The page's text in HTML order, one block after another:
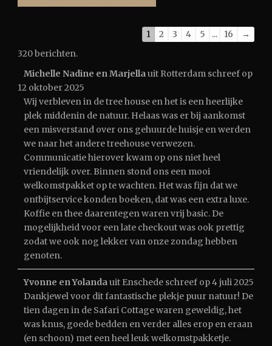
1 2 3 4 5 ... 16
→
320 berichten.
Michelle Nadine en Marjellauit Rotterdam schreef op
12 oktober 2025
Wij verbleven in de tree house en het is een heerlijke
plek middenin de natuur. Helaas was er bij aankomst
een misverstand over ons gehuurde huisje en werden
we naar het andere treehouse verwezen.
Communicatie hierover kwam op ons niet heel
vriendelijk over. Binnen stond ons een mooi
welkomstpakket op te wachten. Het was fijn dat we
ontbijtservice konden boeken, dat was een extra luxe.
Koffie en thee daarentegen waren vrij basic. De
mogelijkheid voor een late checkout was ook prettig
zodat we ook nog lekker van onze zondag hebben
genoten.
Yvonne en Yolandauit Enschede schreef op4 juli 2025
Dankjewel voor dit fantastische plekje puur natuur! De
tien dagen in de Safari Cottage waren geweldig, het
was knus, goede bedden en verder alles erop en eraan
(en schoon) met een heel leuk welkomstpakketje.